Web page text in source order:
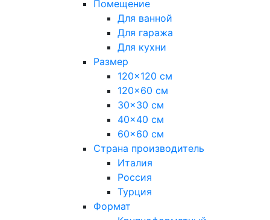
Помещение
Для ванной
Для гаража
Для кухни
Размер
120x120 см
120x60 см
30x30 см
40x40 см
60x60 см
Страна производитель
Италия
Россия
Турция
Формат